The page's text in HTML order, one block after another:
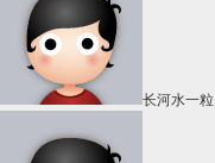
长河水一粒